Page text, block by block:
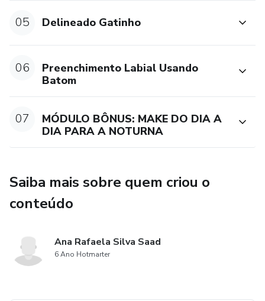
Tudo isso com acesso vitalício, linguagem simples,
legendas leves e foco na sua evolução real.
Você não precisa mais depender de ninguém para se sentir
Inscreva-se agora e descubra o poder de se maquiar com
confiança e estilo!
05 Delineado Gatinho
06
Preenchimento Labial Usando
Batom
07
MÓDULO BÔNUS: MAKE DO DIA A
DIA PARA A NOTURNA
Saiba mais sobre quem criou o
conteúdo
Ana Rafaela Silva Saad
6 Ano Hotmarter